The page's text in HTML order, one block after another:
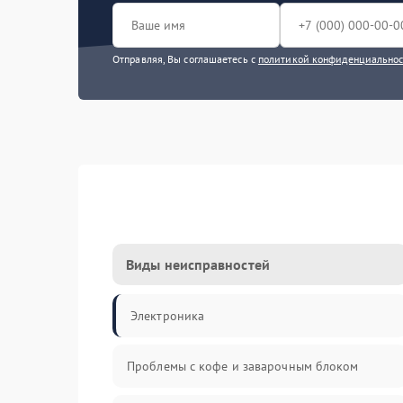
Отправляя, Вы соглашаетесь с политикой
Виды неисправностей
Электроника
Проблемы с кофе и заварочным блоком